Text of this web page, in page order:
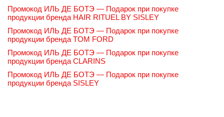
Промокод ИЛЬ ДЕ БОТЭ — Подарок при покупке
продукции бренда HAIR RITUEL BY SISLEY
Промокод ИЛЬ ДЕ БОТЭ — Подарок при покупке
продукции бренда TOM FORD
Промокод ИЛЬ ДЕ БОТЭ — Подарок при покупке
продукции бренда CLARINS
Промокод ИЛЬ ДЕ БОТЭ — Подарок при покупке
продукции бренда SISLEY